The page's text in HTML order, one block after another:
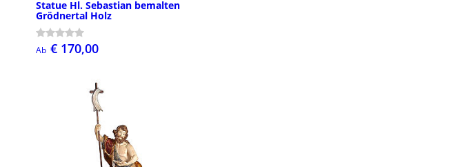
Statue Hl. Sebastian bemalten
Grödnertal Holz
Ab € 170,00